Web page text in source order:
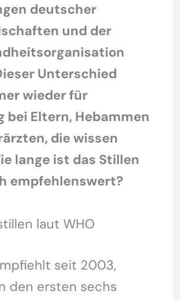
deutscher
und der
Unterschied
wieder für
bei Eltern, Hebammen
die wissen
lange ist das Stillen
empfehlenswert?
laut WHO
seit 2003,
den ersten sechs